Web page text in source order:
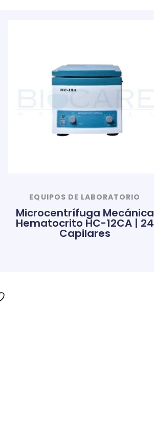
EQUIPOS DE LABORATORIO
Microcentrífuga Mecánica
Hematocrito HC-12CA | 24
Capilares